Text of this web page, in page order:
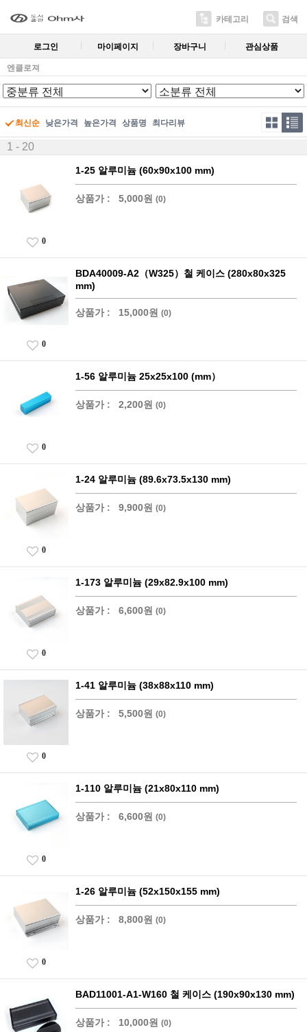
카테고리 검색
로그인 마이페이지 장바구니 관심상품
엔클로져
최신순 낮은가격 높은가격 상품명 최다리뷰
1 - 20
1-25 알루미늄 (60x90x100 mm)
상품가 : 5,000원 (0)
0
BDA40009-A2（W325）철 케이스 (280x80x325
mm)
상품가 : 15,000원 (0)
0
1-56 알루미늄 25x25x100 (mm）
상품가 : 2,200원 (0)
0
1-24 알루미늄 (89.6x73.5x130 mm)
상품가 : 9,900원 (0)
0
1-173 알루미늄 (29x82.9x100 mm)
상품가 : 6,600원 (0)
0
1-41 알루미늄 (38x88x110 mm)
상품가 : 5,500원 (0)
0
1-110 알루미늄 (21x80x110 mm)
상품가 : 6,600원 (0)
0
1-26 알루미늄 (52x150x155 mm)
상품가 : 8,800원 (0)
0
BAD11001-A1-W160 철 케이스 (190x90x130 mm)
상품가 : 10,000원 (0)